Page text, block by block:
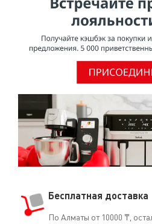
Бесплатная доставка
По Алматы от 10000 ₸,